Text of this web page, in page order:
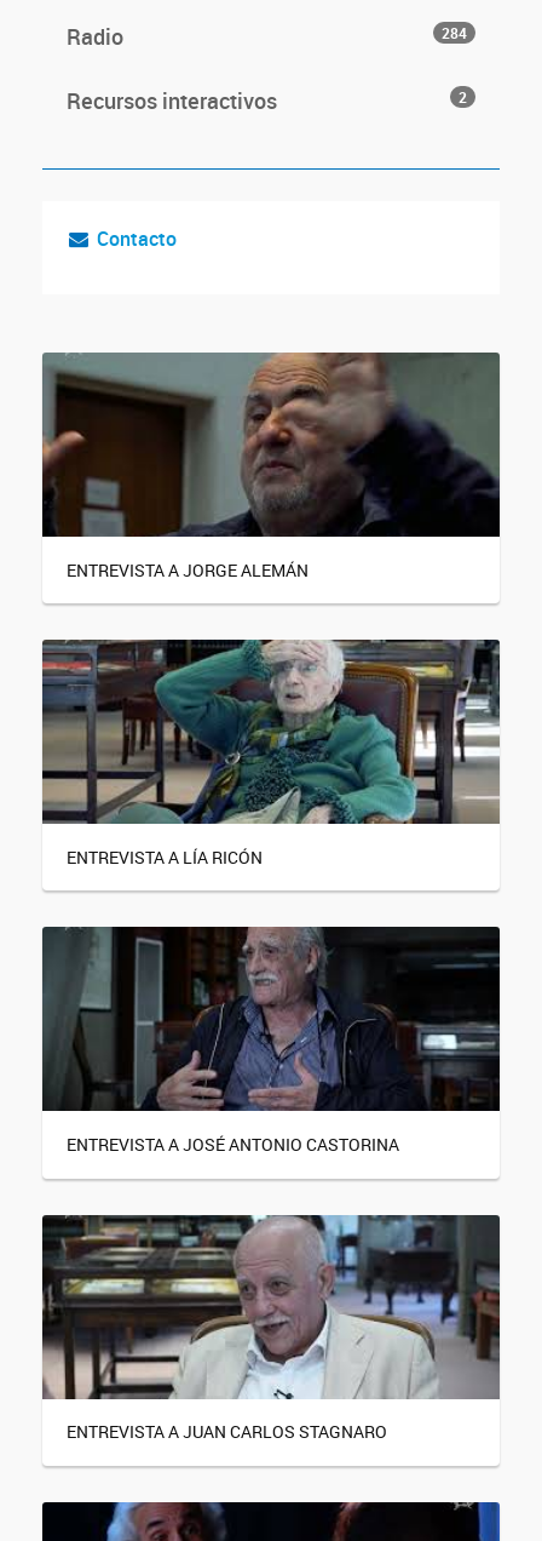
Radio 284
Recursos interactivos 2
Contacto
ENTREVISTA A JORGE ALEMÁN
ENTREVISTA A LÍA RICÓN
ENTREVISTA A JOSÉ ANTONIO CASTORINA
ENTREVISTA A JUAN CARLOS STAGNARO